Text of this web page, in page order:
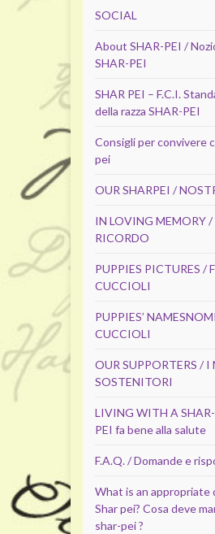
SOCIAL
About SHAR-PEI /
SHAR-PEI
SHAR PEI – F.C.I.
della razza SHAR-PEI
Consigli per convivere
pei
OUR SHARPEI /
IN LOVING MEMORY /
RICORDO
PUPPIES PICTURES /
CUCCIOLI
PUPPIES’ NAMES
CUCCIOLI
OUR SUPPORTERS / I
SOSTENITORI
LIVING WITH A
PEI fa bene alla salute
F.A.Q. / Domande e
What is an
Shar pei? Cosa deve
shar-pei ?